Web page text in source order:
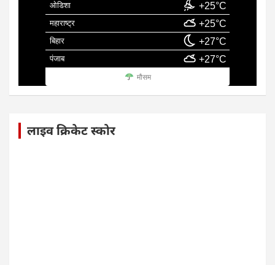
ओडिशा +25°C
महाराष्ट्र +25°C
बिहार +27°C
पंजाब +27°C
मौसम
लाइव क्रिकेट स्कोर